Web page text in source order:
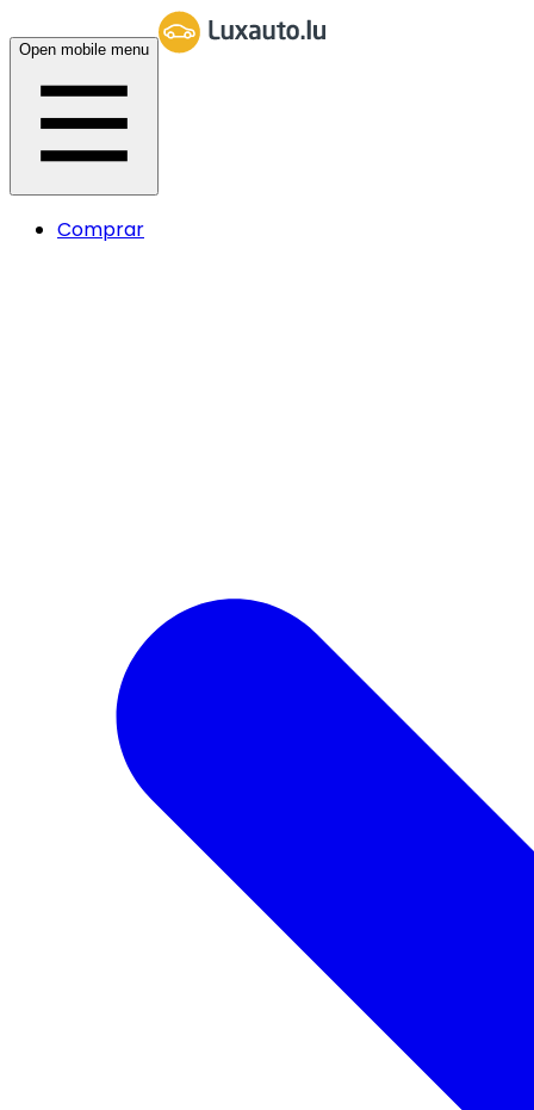
Open mobile menu
Comprar